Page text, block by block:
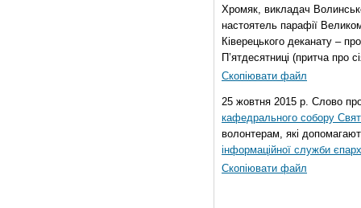
Хромяк, викладач
настоятель парафії
Ківерецького деканату –
П’ятдесятниці (притча про
Скопіювати файл
25 жовтня 2015 р. Слово
кафедрального собору
волонтерам, які
інформаційної служби
Скопіювати файл